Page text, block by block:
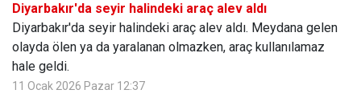
Diyarbakır'da seyir halindeki araç alev aldı
Diyarbakır'da seyir halindeki araç alev aldı. Meydana gelen
olayda ölen ya da yaralanan olmazken, araç kullanılamaz
hale geldi.
11 Ocak 2026 Pazar 12:37